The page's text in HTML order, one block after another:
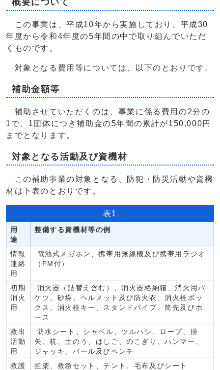
この事業は、平成10年から実施しており、平成30
年度から令和4年度の5年間の中で取り組んでいただ
くものです。
対象となる費用等については、以下のとおりです。
補助金額等
補助させていただくのは、事業に係る費用の2分の
1で、1団体につき補助金の5年間の累計が150,000円
までとなります。
対象となる活動及び資機材
この補助事業の対象となる、防犯・防災活動や資機
材は下表のとおりです。
表1
用
途
整備する資機材等の例
情報
連絡
用
電池式メガホン、携帯用無線機及び携帯用ラジオ
（FM付）
初期
消火
用
消火器（詰替え含む）、消火器格納箱、消火用バ
ケツ、砂袋、ヘルメット及び防火衣、消火栓ボッ
クス、消火栓キー、スタンドパイプ、筒先及びホ
ース
救出
活動
用
防水シート、シャベル、ツルハシ、ロープ、掛
矢、杭、土のう、はしご、のこぎり、ハンマー、
ジャッキ、バール及びペンチ
救護
担架、救急セット、テント、毛布及びシート